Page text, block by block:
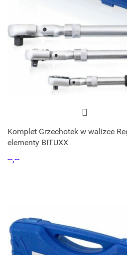
Komplet Grzechotek w walizce
elementy BITUXX
--,--